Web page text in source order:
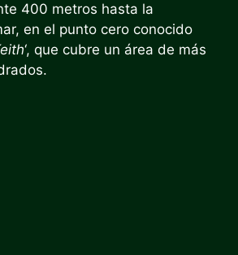
400 metros hasta la
en el punto cero conocido
‘, que cubre un área de más